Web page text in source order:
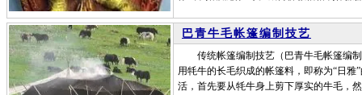
巴青牛毛帐篷编制技艺
传统帐篷编制技艺（巴青牛毛帐篷编制
用牦牛的长毛织成的帐篷料，即称为“日
活，首先要从牦牛身上剪下厚实的牛毛，